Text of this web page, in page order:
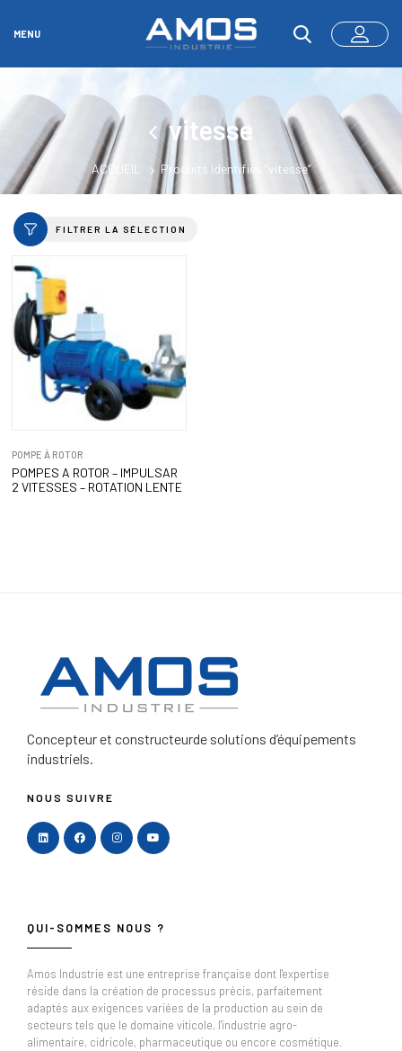
MENU
vitesse
ACCUEIL Produits identifiés “vitesse”
FILTRER LA SÉLECTION
POMPE À ROTOR
POMPES A ROTOR – IMPULSAR
2 VITESSES – ROTATION LENTE
Concepteur et constructeurde solutions d’équipements
industriels.
NOUS SUIVRE
QUI-SOMMES NOUS ?
Amos Industrie est une entreprise française dont l'expertise
réside dans la création de processus précis, parfaitement
adaptés aux exigences variées de la production au sein de
secteurs tels que le domaine viticole, l'industrie agro-
alimentaire, cidricole, pharmaceutique ou encore cosmétique.